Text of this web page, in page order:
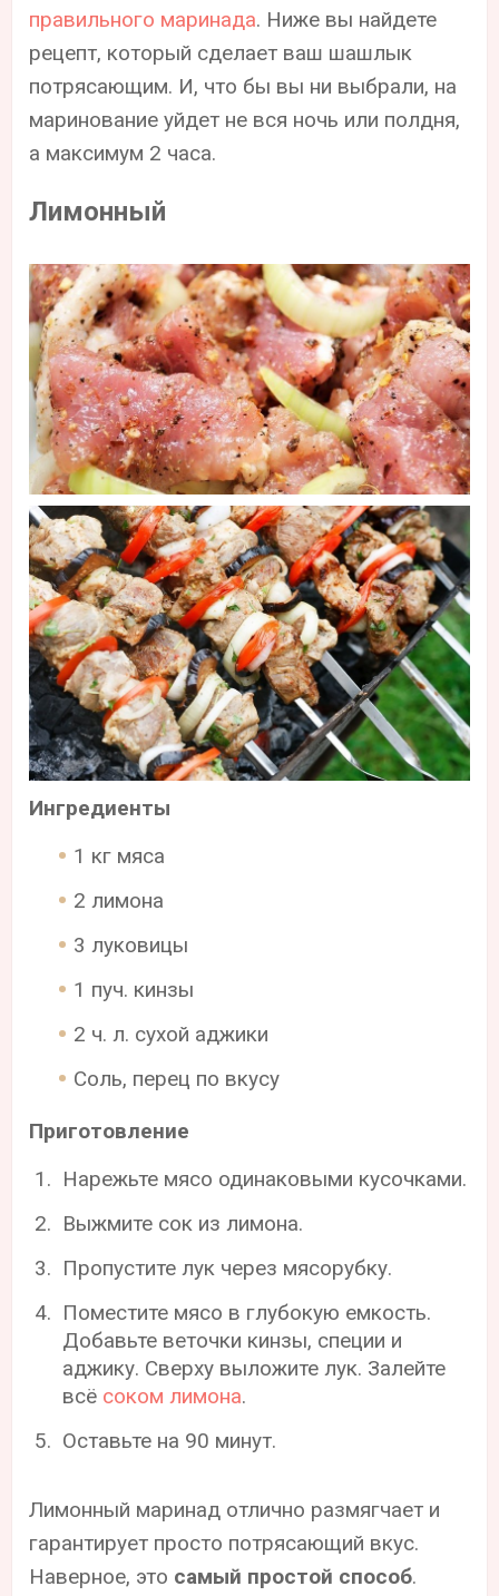
правильного маринада. Ниже вы найдете
рецепт, который сделает ваш шашлык
потрясающим. И, что бы вы ни выбрали, на
маринование уйдет не вся ночь или полдня,
а максимум 2 часа.
Лимонный
Ингредиенты
1 кг мяса
2 лимона
3 луковицы
1 пуч. кинзы
2 ч. л. сухой аджики
Соль, перец по вкусу
Приготовление
Нарежьте мясо одинаковыми кусочками.
Выжмите сок из лимона.
Пропустите лук через мясорубку.
Поместите мясо в глубокую емкость.
Добавьте веточки кинзы, специи и
аджику. Сверху выложите лук. Залейте
всё соком лимона.
Оставьте на 90 минут.
Лимонный маринад отлично размягчает и
гарантирует просто потрясающий вкус.
Наверное, это самый простой способ.